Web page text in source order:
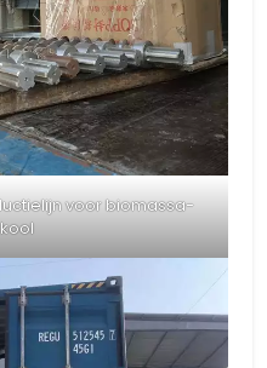
voor biomassa-